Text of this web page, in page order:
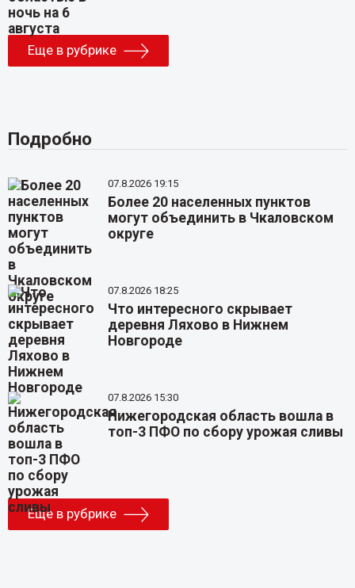
Еще в рубрике
Подробно
07.8.2026 19:15
Более 20 населенных пунктов
могут объединить в Чкаловском
округе
07.8.2026 18:25
Что интересного скрывает
деревня Ляхово в Нижнем
Новгороде
07.8.2026 15:30
Нижегородская область вошла в
топ-3 ПФО по сбору урожая сливы
Еще в рубрике